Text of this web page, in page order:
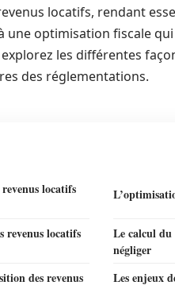
locatifs, rendant
une optimisation fiscale
les différentes
des réglementations.
locatifs
revenus locatifs
Le calcul
négliger
des revenus
Les enjeux